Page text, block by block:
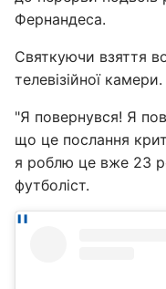
Фернандеса.
Святкуючи взяття
телевізійної камери.
"Я повернувся! Я
що це послання
я роблю це вже 23
футболіст.